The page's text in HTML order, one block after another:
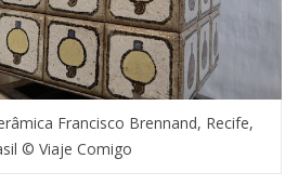
Francisco Brennand, Recife,
© Viaje Comigo